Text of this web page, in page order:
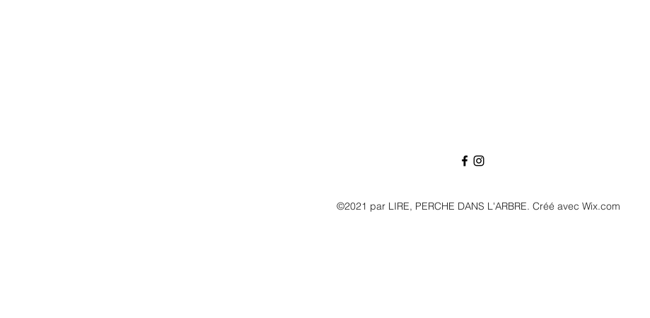
©2021 par LIRE, PERCHE DANS L'ARBRE. Créé avec Wix.com